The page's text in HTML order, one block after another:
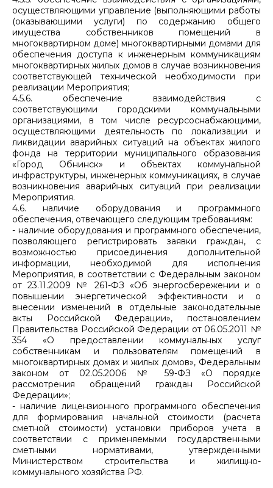
осуществляющими управление (выполняющими работы
(оказывающими услуги) по содержанию общего
имущества собственников помещений в
многоквартирном доме) многоквартирными домами для
обеспечения доступа к инженерным коммуникациям
многоквартирных жилых домов в случае возникновения
соответствующей технической необходимости при
реализации Мероприятия;
4.5.6. обеспечение взаимодействия с
соответствующими городскими коммунальными
организациями, в том числе ресурсоснабжающими,
осуществляющими деятельность по локализации и
ликвидации аварийных ситуаций на объектах жилого
фонда на территории муниципального образования
«Город Обнинск» и объектах коммунальной
инфраструктуры, инженерных коммуникациях, в случае
возникновения аварийных ситуаций при реализации
Мероприятия.
4.6. наличие оборудования и программного
обеспечения, отвечающего следующим требованиям:
- наличие оборудования и программного обеспечения,
позволяющего регистрировать заявки граждан, с
возможностью присоединения дополнительной
информации, необходимой для исполнения
Мероприятия, в соответствии с Федеральным законом
от 23.11.2009 № 261-ФЗ «Об энергосбережении и о
повышении энергетической эффективности и о
внесении изменений в отдельные законодательные
акты Российской Федерации», постановлением
Правительства Российской Федерации от 06.05.2011 №
354 «О предоставлении коммунальных услуг
собственникам и пользователям помещений в
многоквартирных домах и жилых домов», Федеральным
законом от 02.05.2006 № 59-ФЗ «О порядке
рассмотрения обращений граждан Российской
Федерации»;
- наличие лицензионного программного обеспечения
для формирования начальной стоимости (расчета
сметной стоимости) установки приборов учета в
соответствии с применяемыми государственными
сметными нормативами, утвержденными
Министерством строительства и жилищно-
коммунального хозяйства РФ.